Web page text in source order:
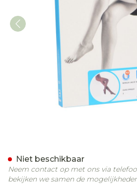
Niet beschikbaar
Neem contact op met ons via
bekijken we samen de